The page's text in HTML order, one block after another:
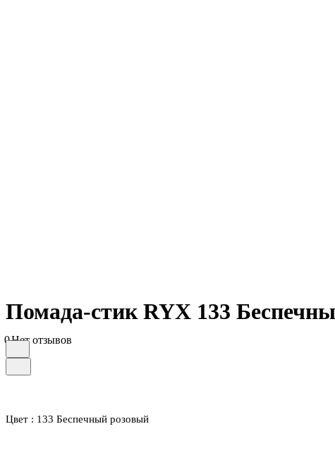
Помада-стик RYX 133
0Нет отзывов
Цвет : 133 Беспечный розовый